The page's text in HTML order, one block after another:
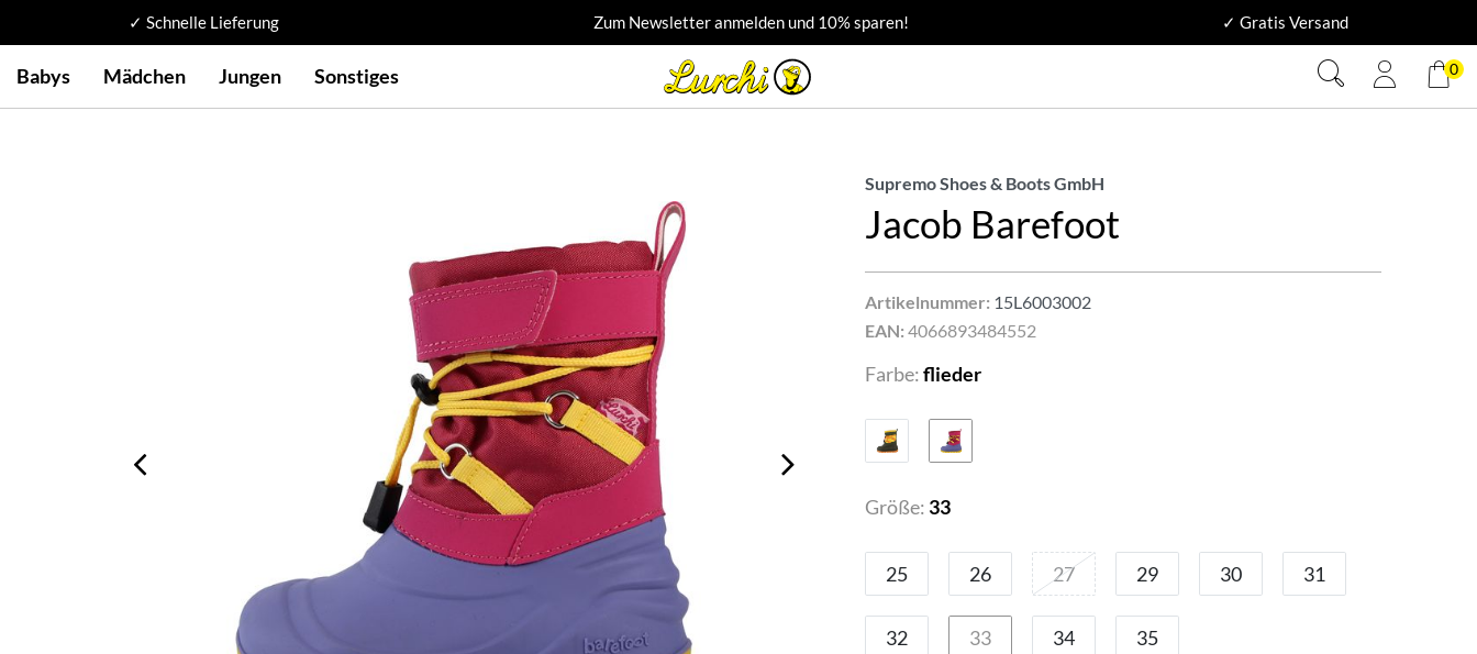
✓ Schnelle Lieferung Zum Newsletter anmelden und 10% sparen! ✓ Gratis Versand
Babys Mädchen Jungen Sonstiges 0
Supremo Shoes & Boots GmbH
Jacob Barefoot
Artikelnummer: 15L6003002
EAN: 4066893484552
Farbe:flieder
Größe: 33
25 26 27 29 30 31
32 33 34 35